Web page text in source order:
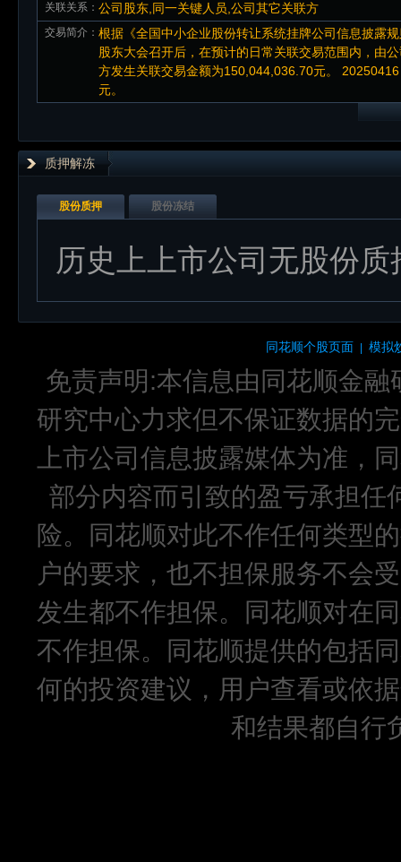
关联关系： 公司股东,同一关键人员,公司其它关联方
交易简介： 根据《全国中小企业股份转让系统挂牌公司信息披露
股东大会召开后，在预计的日常关联交易范围内，由
方发生关联交易金额为150,044,036.70元。
元。
质押解冻
股份质押 股份冻结
历史上上市公司无股份
同花顺个股页面 模拟
免责声明:本信息由同花顺金
研究中心力求但不保证数据的
上市公司信息披露媒体为准，
部分内容而引致的盈亏承担任
险。同花顺对此不作任何类型
户的要求，也不担保服务不会
发生都不作担保。同花顺对在
不作担保。同花顺提供的包括
何的投资建议，用户查看或依
和结果都自行